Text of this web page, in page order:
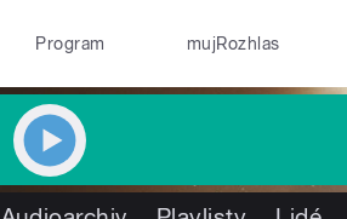
Program mujRozhlas